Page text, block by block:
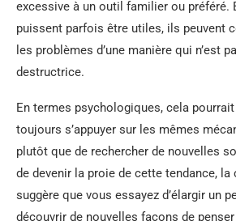
excessive à un outil familier ou préféré.
puissent parfois être utiles, ils peuvent
les problèmes d’une manière qui n’est
destructrice.
En termes psychologiques, cela
toujours s’appuyer sur les mêmes
plutôt que de rechercher de nouvelles
de devenir la proie de cette tendance,
suggère que vous essayez d’élargir un
découvrir de nouvelles façons de penser